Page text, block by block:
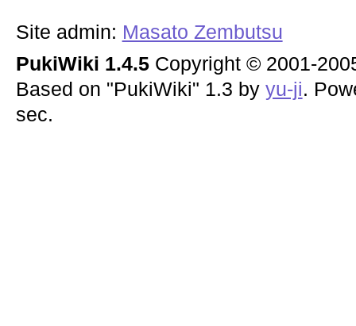
Site admin: Masato Zembutsu
PukiWiki 1.4.5Copyright © 2001-
Based on "PukiWiki" 1.3 by yu-ji.
sec.